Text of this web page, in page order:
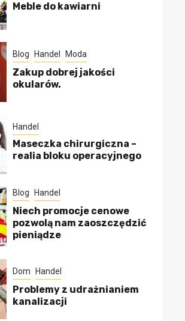
Meble do kawiarni
Blog Handel Moda
Zakup dobrej jakości
okularów.
Handel
Maseczka chirurgiczna –
realia bloku operacyjnego
Blog Handel
Niech promocje cenowe
pozwolą nam zaoszczędzić
pieniądze
Dom Handel
Problemy z udrażnianiem
kanalizacji